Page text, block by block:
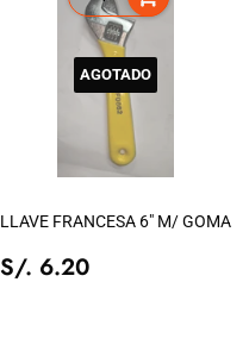
AGOTADO
LLAVE FRANCESA 6" M/ GOMA
PRECIO
TIENDA
S/. 6.20